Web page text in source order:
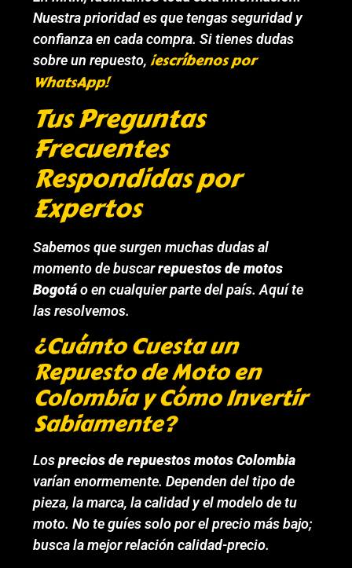
Nuestra prioridad es que tengas seguridad y
confianza en cada compra. Si tienes dudas
sobre un repuesto, ¡escríbenos por
WhatsApp!
Tus Preguntas
Frecuentes
Respondidas por
Expertos
Sabemos que surgen muchas dudas al
momento de buscarrepuestos de motos
Bogotáo en cualquier parte del país. Aquí te
las resolvemos.
¿Cuánto Cuesta un
Repuesto de Moto en
Colombia y Cómo Invertir
Sabiamente?
Losprecios de repuestos motos Colombia
varían enormemente. Dependen del tipo de
pieza, la marca, la calidad y el modelo de tu
moto. No te guíes solo por el precio más bajo;
busca la mejor relación calidad-precio.